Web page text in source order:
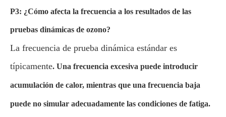
P3: ¿Cómo afecta la frecuencia a los resultados de las
pruebas dinámicas de ozono?
La frecuencia de prueba dinámica estándar es
típicamente. Una frecuencia excesiva puede introducir
acumulación de calor, mientras que una frecuencia baja
puede no simular adecuadamente las condiciones de fatiga.